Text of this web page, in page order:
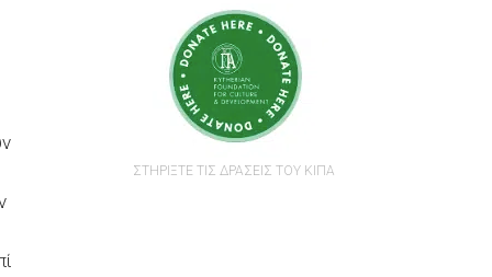
ΣΤΗΡΙΞΤΕ ΤΙΣ ΔΡΑΣΕΙΣ ΤΟΥ ΚΙΠΑ